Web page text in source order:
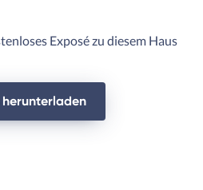
Exposé zu diesem Haus
herunterladen